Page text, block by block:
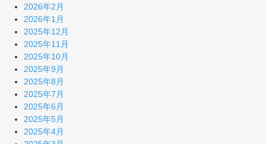
2026年2月
2026年1月
2025年12月
2025年11月
2025年10月
2025年9月
2025年8月
2025年7月
2025年6月
2025年5月
2025年4月